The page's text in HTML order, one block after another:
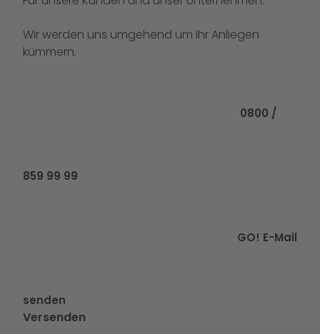
Wir werden uns umgehend um Ihr Anliegen
kümmern.
0800 /
859 99 99
GO! E-Mail
senden
Versenden